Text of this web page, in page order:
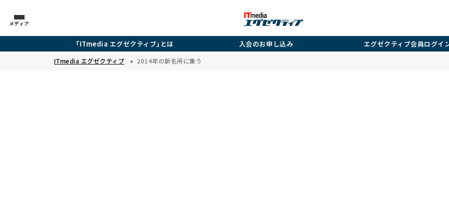
メディア
「ITmedia エグゼクティブ」とは 入会のお申し込み エグゼクティブ会員ログイ
ITmedia エグゼクティブ 2014年の新名所に集う